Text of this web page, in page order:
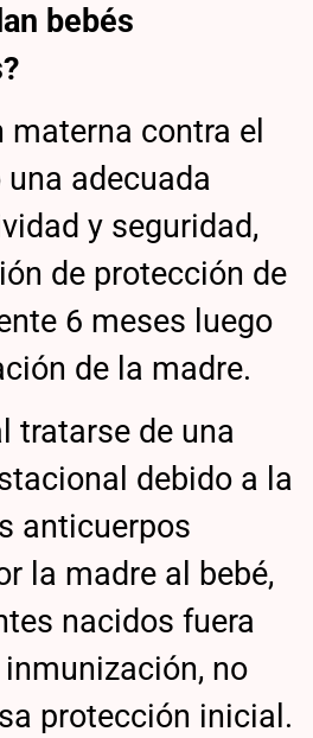
bebés
contra el
adecuada
y seguridad,
de protección de
6 meses luego
de la madre.
tratarse de una
debido a la
anticuerpos
la madre al bebé,
nacidos fuera
no
protección inicial.